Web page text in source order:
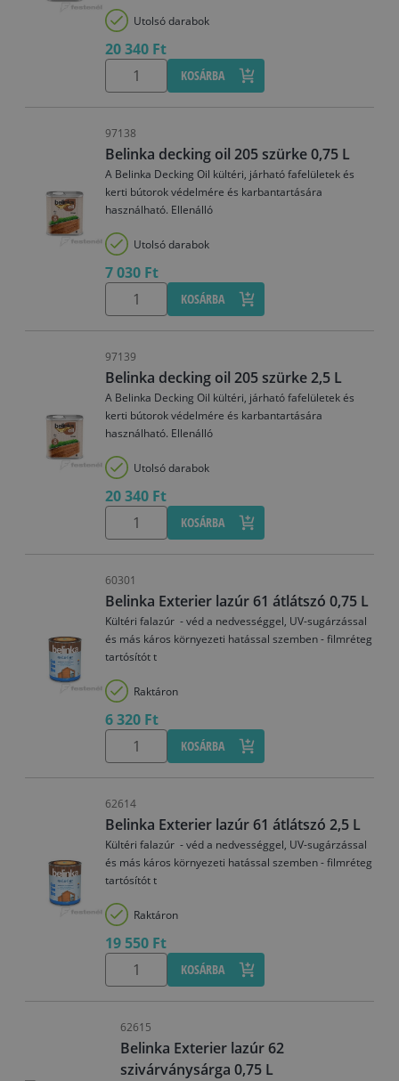
Utolsó darabok
20 340 Ft
KOSÁRBA
97138
Belinka decking oil 205 szürke 0,75 L
A Belinka Decking Oil kültéri, járható fafelületek és
kerti bútorok védelmére és karbantartására
használható. Ellenálló
Utolsó darabok
7 030 Ft
KOSÁRBA
97139
Belinka decking oil 205 szürke 2,5 L
A Belinka Decking Oil kültéri, járható fafelületek és
kerti bútorok védelmére és karbantartására
használható. Ellenálló
Utolsó darabok
20 340 Ft
KOSÁRBA
60301
Belinka Exterier lazúr 61 átlátszó 0,75 L
Kültéri falazúr - véd a nedvességgel, UV-sugárzással
és más káros környezeti hatással szemben - filmréteg
tartósítót t
Raktáron
6 320 Ft
KOSÁRBA
62614
Belinka Exterier lazúr 61 átlátszó 2,5 L
Kültéri falazúr - véd a nedvességgel, UV-sugárzással
és más káros környezeti hatással szemben - filmréteg
tartósítót t
Raktáron
19 550 Ft
KOSÁRBA
62615
Belinka Exterier lazúr 62
szivárványsárga 0,75 L